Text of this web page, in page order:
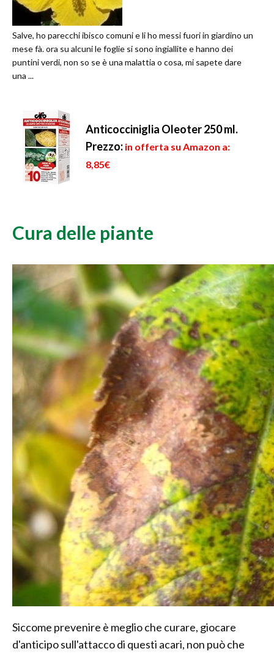
Salve, ho parecchi ibisco comuni e li ho messi fuori in giardino un
mese fà. ora su alcuni le foglie si sono ingiallite e hanno dei
puntini verdi, non so se è una malattia o cosa, mi sapete dare
una ...
Anticocciniglia Oleoter 250 ml.
Prezzo: in offerta su Amazon a:
8,85€
Cura delle piante
Siccome prevenire è meglio che curare, giocare
d'anticipo sull'attacco di questi acari, non può che